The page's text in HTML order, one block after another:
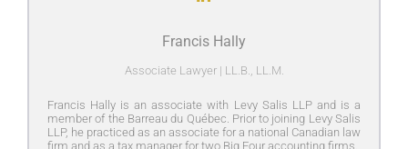
Francis Hally
Associate Lawyer | LL.B., LL.M.
Francis Hally is an associate with Levy Salis LLP and is a
member of the Barreau du Québec. Prior to joining Levy Salis
LLP, he practiced as an associate for a national Canadian law
firm and as a tax manager for two Big Four accounting firms.